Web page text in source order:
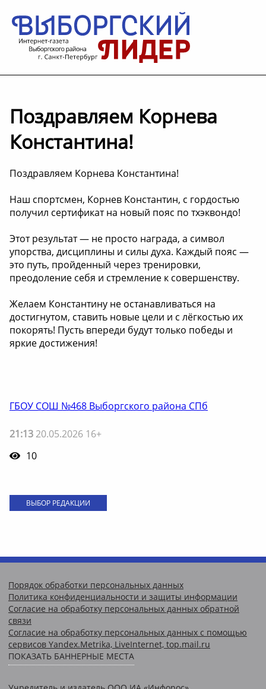
Поздравляем Корнева
Константина!
Поздравляем Корнева Константина!
Наш спортсмен, Корнев Константин, с гордостью
получил сертификат на новый пояс по тхэквондо!
Этот результат — не просто награда, а символ
упорства, дисциплины и силы духа. Каждый пояс —
это путь, пройденный через тренировки,
преодоление себя и стремление к совершенству.
Желаем Константину не останавливаться на
достигнутом, ставить новые цели и с лёгкостью их
покорять! Пусть впереди будут только победы и
яркие достижения!
ГБОУ СОШ №468 Выборгского района СПб
21:13 20.05.2026 16+
10
ВЫБОР РЕДАКЦИИ
Порядок обработки персональных данных
Политика конфиденциальности и защиты информации
Согласие на обработку персональных данных обратной
связи
Согласие на обработку персональных данных с помощью
сервисов Yandex.Metrika, LiveInternet, top.mail.ru
ПОКАЗАТЬ БАННЕРНЫЕ МЕСТА